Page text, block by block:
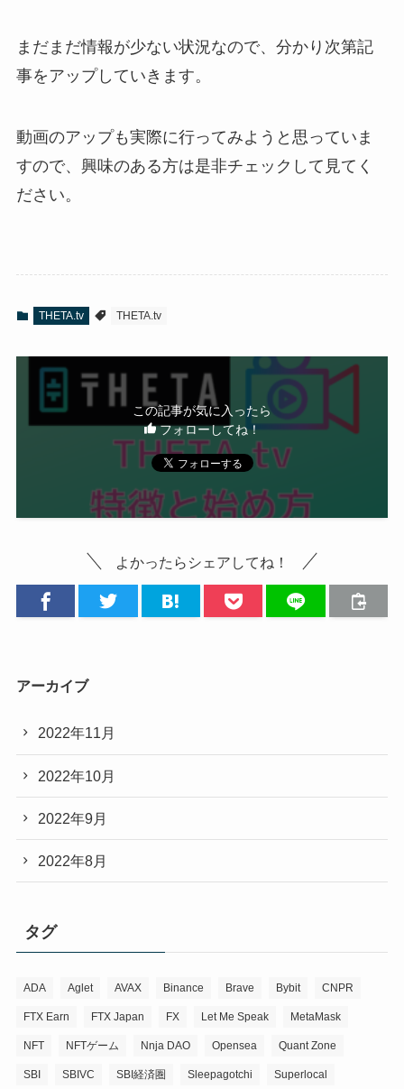
まだまだ情報が少ない状況なので、分かり次第記
事をアップしていきます。
動画のアップも実際に行ってみようと思っていま
すので、興味のある方は是非チェックして見てく
ださい。
THETA.tv THETA.tv
この記事が気に入ったら
フォローしてね！
よかったらシェアしてね！
アーカイブ
2022年11月
2022年10月
2022年9月
2022年8月
タグ
ADA Aglet AVAX Binance Brave Bybit CNPR
FTX Earn FTX Japan FX Let Me Speak MetaMask
NFT NFTゲーム Nnja DAO Opensea Quant Zone
SBI SBIVC SBI経済圏 Sleepagotchi Superlocal